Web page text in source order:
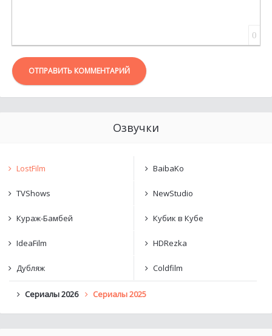
0
ОТПРАВИТЬ КОММЕНТАРИЙ
Озвучки
LostFilm BaibaKo
TVShows NewStudio
Кураж-Бамбей Кубик в Кубе
IdeaFilm HDRezka
Дубляж Coldfilm
Сериалы 2026 Сериалы 2025